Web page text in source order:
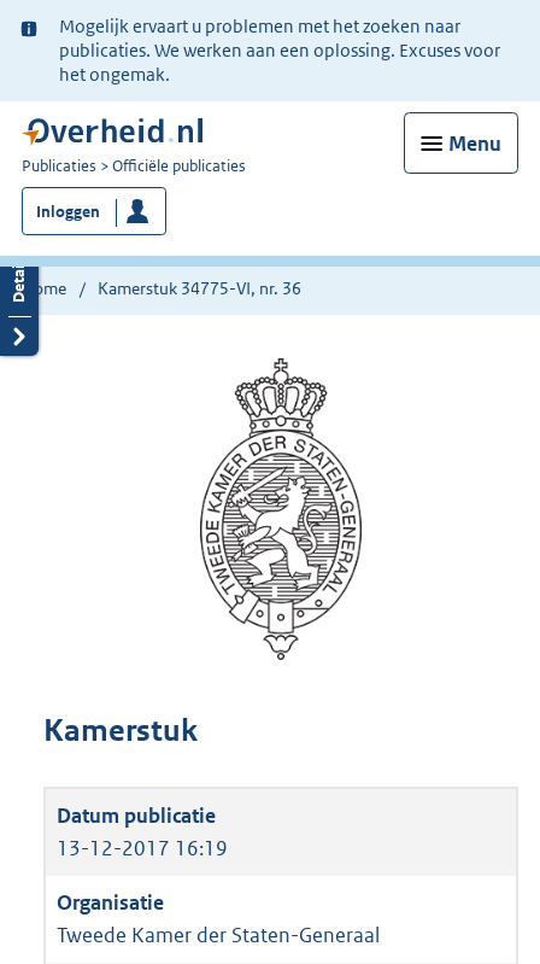
Ter
informatie:
Mogelijk ervaart u problemen met het zoeken naar
publicaties. We werken aan een oplossing. Excuses voor
het ongemak.
Menu
U
bent
nu
hier:
Publicaties Officiële publicaties
Inloggen
Home Kamerstuk 34775-VI, nr. 36
Kamerstuk
13-12-2017 16:19
Tweede Kamer der Staten-Generaal